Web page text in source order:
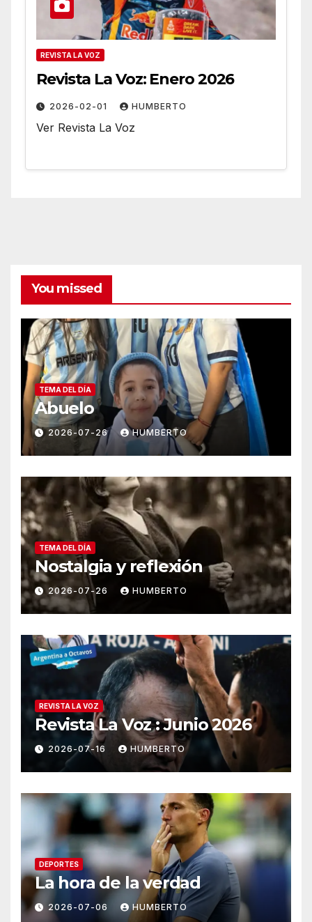
REVISTA LA VOZ
Revista La Voz: Enero 2026
2026-02-01 HUMBERTO
Ver Revista La Voz
You missed
TEMA DEL DÍA
Abuelo
2026-07-26 HUMBERTO
TEMA DEL DÍA
Nostalgia y reflexión
2026-07-26 HUMBERTO
REVISTA LA VOZ
Revista La Voz : Junio 2026
2026-07-16 HUMBERTO
DEPORTES
La hora de la verdad
2026-07-06 HUMBERTO